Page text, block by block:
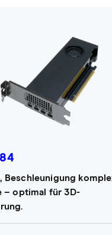
Beschleunigung
– optimal für 3D-